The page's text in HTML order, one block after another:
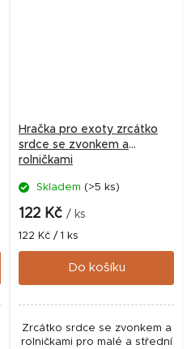
Hračka pro exoty zrcátko
srdce se zvonkem a
rolničkami
Skladem (>5 ks)
122 Kč / ks
Měrná
cena:
122 Kč / 1 ks
Do košíku
Zrcátko srdce se zvonkem a
rolničkami pro malé a střední